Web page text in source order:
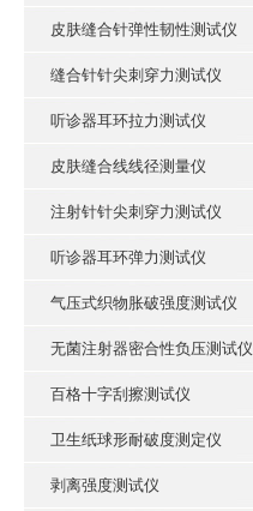
皮肤缝合针弹性韧性测试仪
缝合针针尖刺穿力测试仪
听诊器耳环拉力测试仪
皮肤缝合线线径测量仪
注射针针尖刺穿力测试仪
听诊器耳环弹力测试仪
气压式织物胀破强度测试仪
无菌注射器密合性负压测试仪
百格十字刮擦测试仪
卫生纸球形耐破度测定仪
剥离强度测试仪